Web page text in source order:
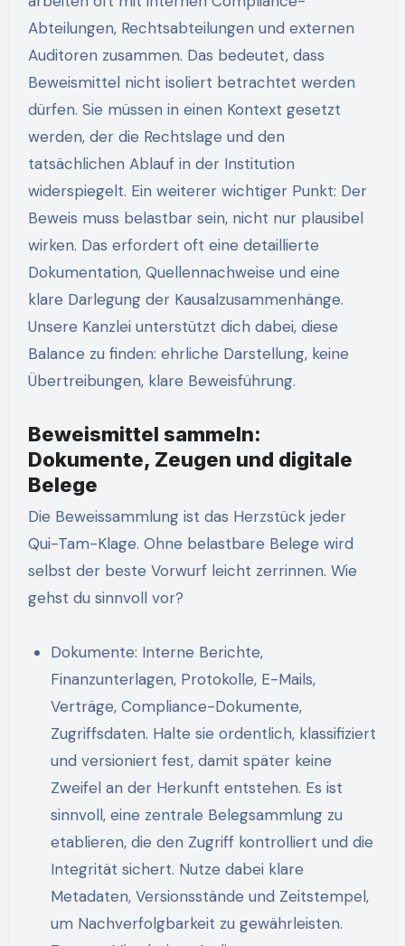
Abteilungen, Rechtsabteilungen und externen
Auditoren zusammen. Das bedeutet, dass
Beweismittel nicht isoliert betrachtet werden
dürfen. Sie müssen in einen Kontext gesetzt
werden, der die Rechtslage und den
tatsächlichen Ablauf in der Institution
widerspiegelt. Ein weiterer wichtiger Punkt: Der
Beweis muss belastbar sein, nicht nur plausibel
wirken. Das erfordert oft eine detaillierte
Dokumentation, Quellennachweise und eine
klare Darlegung der Kausalzusammenhänge.
Unsere Kanzlei unterstützt dich dabei, diese
Balance zu finden: ehrliche Darstellung, keine
Übertreibungen, klare Beweisführung.
Beweismittel sammeln:
Dokumente, Zeugen und digitale
Belege
Die Beweissammlung ist das Herzstück jeder
Qui-Tam-Klage. Ohne belastbare Belege wird
selbst der beste Vorwurf leicht zerrinnen. Wie
gehst du sinnvoll vor?
Dokumente: Interne Berichte,
Finanzunterlagen, Protokolle, E-Mails,
Verträge, Compliance-Dokumente,
Zugriffsdaten. Halte sie ordentlich, klassifiziert
und versioniert fest, damit später keine
Zweifel an der Herkunft entstehen. Es ist
sinnvoll, eine zentrale Belegsammlung zu
etablieren, die den Zugriff kontrolliert und die
Integrität sichert. Nutze dabei klare
Metadaten, Versionsstände und Zeitstempel,
um Nachverfolgbarkeit zu gewährleisten.